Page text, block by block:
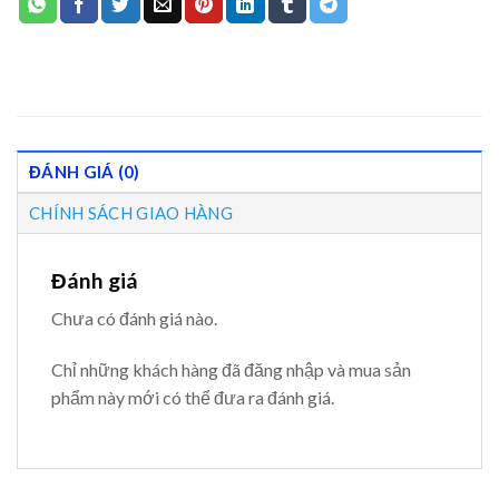
ĐÁNH GIÁ (0)
CHÍNH SÁCH GIAO HÀNG
Đánh giá
Chưa có đánh giá nào.
Chỉ những khách hàng đã đăng nhập và mua sản
phẩm này mới có thể đưa ra đánh giá.